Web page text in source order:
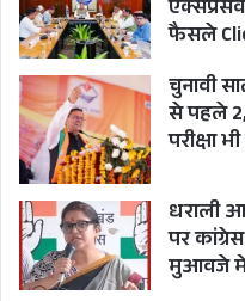
प्रदेशवासियों के सुख,फैसले
चुनावी
से पहले
परीक्षा
धराली
पर
मुआवजे में